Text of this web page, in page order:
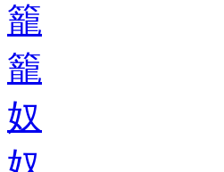
籠
籠
奴